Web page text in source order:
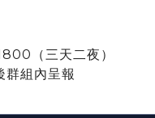
（三天二夜）
群組內呈報